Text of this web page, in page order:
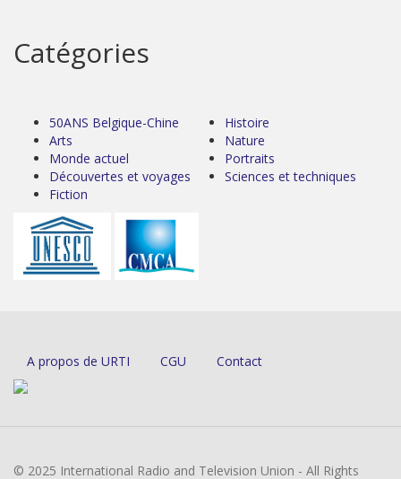
Catégories
50ANS Belgique-Chine
Arts
Monde actuel
Découvertes et voyages
Fiction
Histoire
Nature
Portraits
Sciences et techniques
A propos de URTI CGU Contact
© 2025 International Radio and Television Union - All Rights